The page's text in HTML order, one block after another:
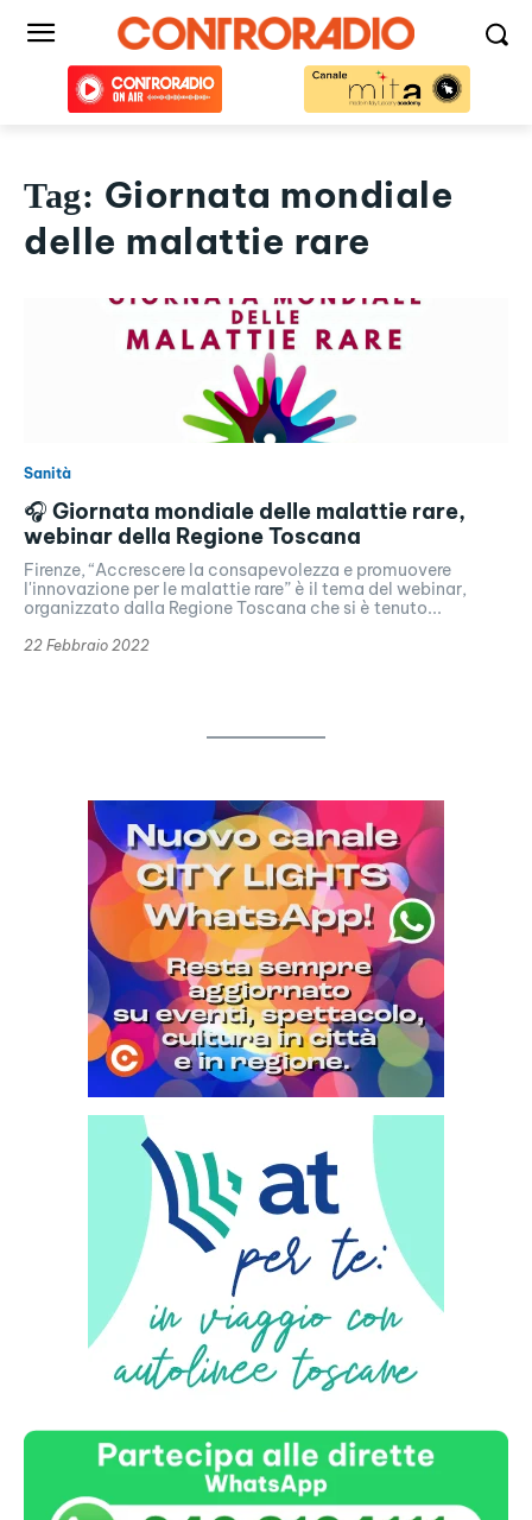
Tag: Giornata mondiale
delle malattie rare
Sanità
🎧 Giornata mondiale delle malattie rare,
webinar della Regione Toscana
Firenze, “Accrescere la consapevolezza e promuovere
l'innovazione per le malattie rare” è il tema del webinar,
organizzato dalla Regione Toscana che si è tenuto...
22 Febbraio 2022